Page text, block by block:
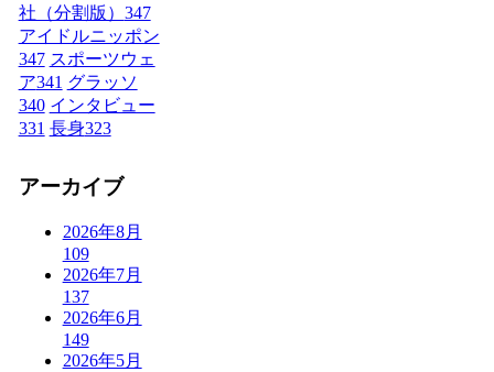
社（分割版） 347
アイドルニッポン
347 スポーツウェ
ア341 グラッソ
340 インタビュー
331 長身323
アーカイブ
2026年8月
109
2026年7月
137
2026年6月
149
2026年5月